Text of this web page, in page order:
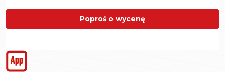
Poproś o wycenę